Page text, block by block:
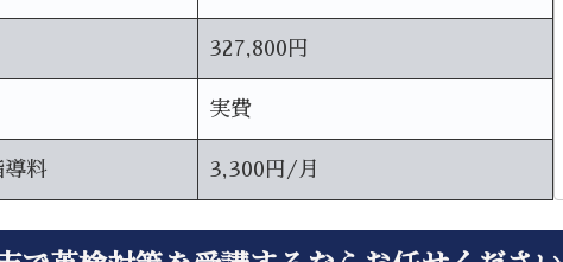
327,800円
実費
導料 3,300円/月